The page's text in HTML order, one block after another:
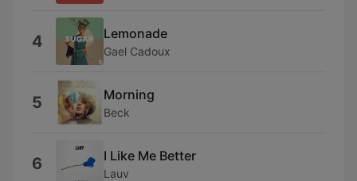
4 Lemonade
Gael Cadoux
5 Morning
Beck
6 I Like Me Better
Lauv